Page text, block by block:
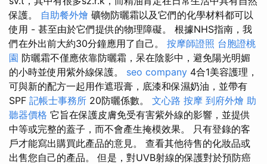
保護。 自助餐外燴 礦物防曬霜以及它們的化學材料都可以
使用 - 甚至由於它們提供的物理障礙。 根據NHS指南，我
們在外出前大約30分鐘應用了自己。 按摩師證照 台胞證桃
園 防曬霜不僅應依靠防曬霜，呆在陰影中，避免陽光明媚
的小時並使用紫外線保護。 seo company 4合1美容護理，
可與新的配方一起用作遮瑕膏，底漆和保濕奶油，並帶有
SPF 記帳士事務所 20防曬係數。 文心路 按摩 到府外燴 助
聽器價格 它旨在保護皮膚免受有害紫外線的影響，並提供
中等或完整的蓋子，而不會產生掩模效果。 只有登錄的客
戶才能寫出購買此產品的意見。 查看其他待售的化妝品或
出售您自己的產品。 但是，對UVB射線的保護對於預防癌